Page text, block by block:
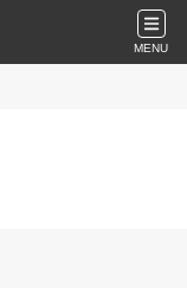
MENU